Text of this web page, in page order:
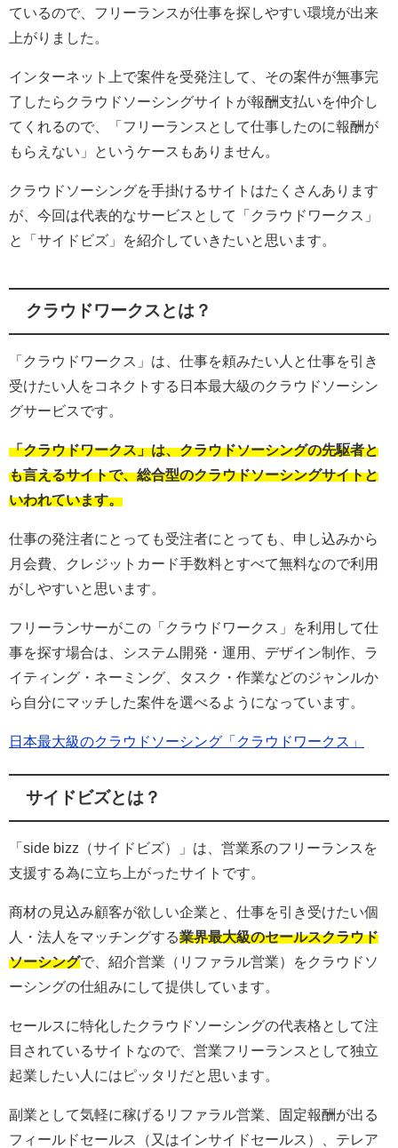
ているので、フリーランスが仕事を探しやすい環境が出来
上がりました。
インターネット上で案件を受発注して、その案件が無事完
了したらクラウドソーシングサイトが報酬支払いを仲介し
てくれるので、「フリーランスとして仕事したのに報酬が
もらえない」というケースもありません。
クラウドソーシングを手掛けるサイトはたくさんあります
が、今回は代表的なサービスとして「クラウドワークス」
と「サイドビズ」を紹介していきたいと思います。
クラウドワークスとは？
「クラウドワークス」は、仕事を頼みたい人と仕事を引き
受けたい人をコネクトする日本最大級のクラウドソーシン
グサービスです。
「クラウドワークス」は、クラウドソーシングの先駆者と
も言えるサイトで、総合型のクラウドソーシングサイトと
いわれています。
仕事の発注者にとっても受注者にとっても、申し込みから
月会費、クレジットカード手数料とすべて無料なので利用
がしやすいと思います。
フリーランサーがこの「クラウドワークス」を利用して仕
事を探す場合は、システム開発・運用、デザイン制作、ラ
イティング・ネーミング、タスク・作業などのジャンルか
ら自分にマッチした案件を選べるようになっています。
日本最大級のクラウドソーシング「クラウドワークス」
サイドビズとは？
「side bizz（サイドビズ）」は、営業系のフリーランスを
支援する為に立ち上がったサイトです。
商材の見込み顧客が欲しい企業と、仕事を引き受けたい個
人・法人をマッチングする業界最大級のセールスクラウド
ソーシングで、紹介営業（リファラル営業）をクラウドソ
ーシングの仕組みにして提供しています。
セールスに特化したクラウドソーシングの代表格として注
目されているサイトなので、営業フリーランスとして独立
起業したい人にはピッタリだと思います。
副業として気軽に稼げるリファラル営業、固定報酬が出る
フィールドセールス（又はインサイドセールス）、テレア